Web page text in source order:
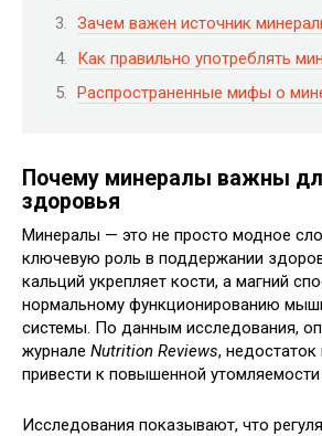
Зачем важен источник
Как правильно употреблять
Распространенные мифы о
Почему минералы важны
здоровья
Минералы — это не просто модное
ключевую роль в поддержании
кальций укрепляет кости, а магний
нормальному функционированию
системы. По данным исследования,
журнале Nutrition Reviews,
привести к повышенной
Исследования показывают, что